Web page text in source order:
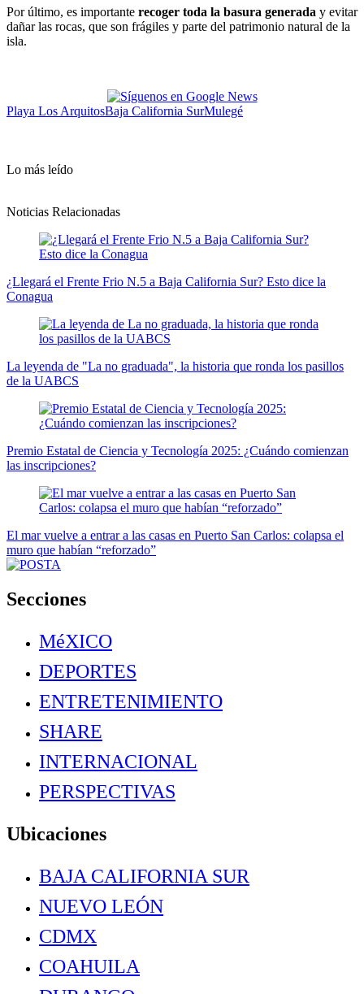
Por último, es importante recoger toda la basura generada y evitar
dañar las rocas, que son frágiles y parte del patrimonio natural de la
isla.
Playa Los ArquitosBaja California SurMulegé
Lo más leído
Noticias Relacionadas
¿Llegará el Frente Frio N.5 a Baja California Sur? Esto dice la
Conagua
La leyenda de "La no graduada", la historia que ronda los pasillos
de la UABCS
Premio Estatal de Ciencia y Tecnología 2025: ¿Cuándo comienzan
las inscripciones?
El mar vuelve a entrar a las casas en Puerto San Carlos: colapsa el
muro que habían “reforzado”
Secciones
MéXICO
DEPORTES
ENTRETENIMIENTO
SHARE
INTERNACIONAL
PERSPECTIVAS
Ubicaciones
BAJA CALIFORNIA SUR
NUEVO LEÓN
CDMX
COAHUILA